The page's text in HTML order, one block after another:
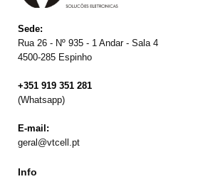
Sede:
Rua 26 - Nº 935 - 1 Andar - Sala 4
4500-285 Espinho
+351 919 351 281
(Whatsapp)
E-mail:
geral@vtcell.pt
Info